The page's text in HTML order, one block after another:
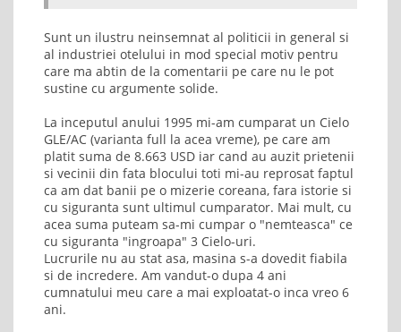
Sunt un ilustru neinsemnat al politicii in general si
al industriei otelului in mod special motiv pentru
care ma abtin de la comentarii pe care nu le pot
sustine cu argumente solide.
La inceputul anului 1995 mi-am cumparat un Cielo
GLE/AC (varianta full la acea vreme), pe care am
platit suma de 8.663 USD iar cand au auzit prietenii
si vecinii din fata blocului toti mi-au reprosat faptul
ca am dat banii pe o mizerie coreana, fara istorie si
cu siguranta sunt ultimul cumparator. Mai mult, cu
acea suma puteam sa-mi cumpar o "nemteasca" ce
cu siguranta "ingroapa" 3 Cielo-uri.
Lucrurile nu au stat asa, masina s-a dovedit fiabila
si de incredere. Am vandut-o dupa 4 ani
cumnatului meu care a mai exploatat-o inca vreo 6
ani.